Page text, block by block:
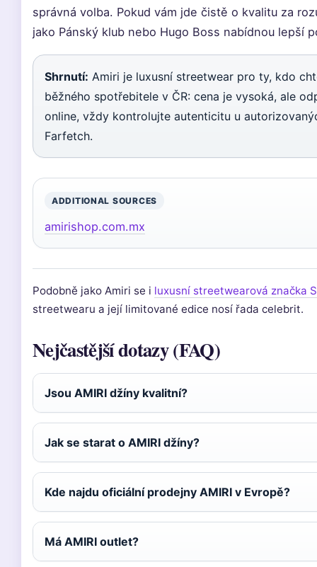
správná volba. Pokud vám jde čistě o kvalitu za
jako Pánský klub nebo Hugo Boss nabídnou lepší
Shrnutí: Amiri je luxusní streetwear pro ty, kdo
běžného spotřebitele v ČR: cena je vysoká, ale
online, vždy kontrolujte autenticitu u
Farfetch.
ADDITIONAL SOURCES
amirishop.com.mx
Podobně jako Amiri se i luxusní streetwearová značka
streetwearu a její limitované edice nosí řada celebrit.
Nejčastější dotazy (FAQ)
Jsou AMIRI džíny kvalitní?
Jak se starat o AMIRI džíny?
Kde najdu oficiální prodejny AMIRI v Evropě?
Má AMIRI outlet?